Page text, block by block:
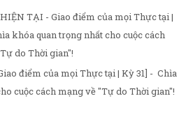
TẠI - Giao điểm của mọi Thực tại |
khóa quan trọng nhất cho cuộc cách
do Thời gian"!
điểm của mọi Thực tại | Kỳ 31] - Chìa
cuộc cách mạng về "Tự do Thời gian"!